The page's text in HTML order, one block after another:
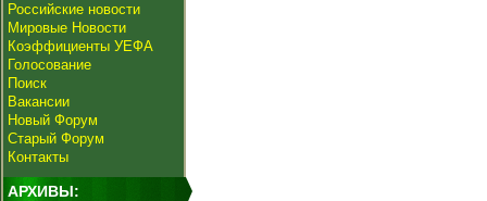
Российские новости
Мировые Новости
Коэффициенты УЕФА
Голосование
Поиск
Вакансии
Новый Форум
Старый Форум
Контакты
АРХИВЫ: